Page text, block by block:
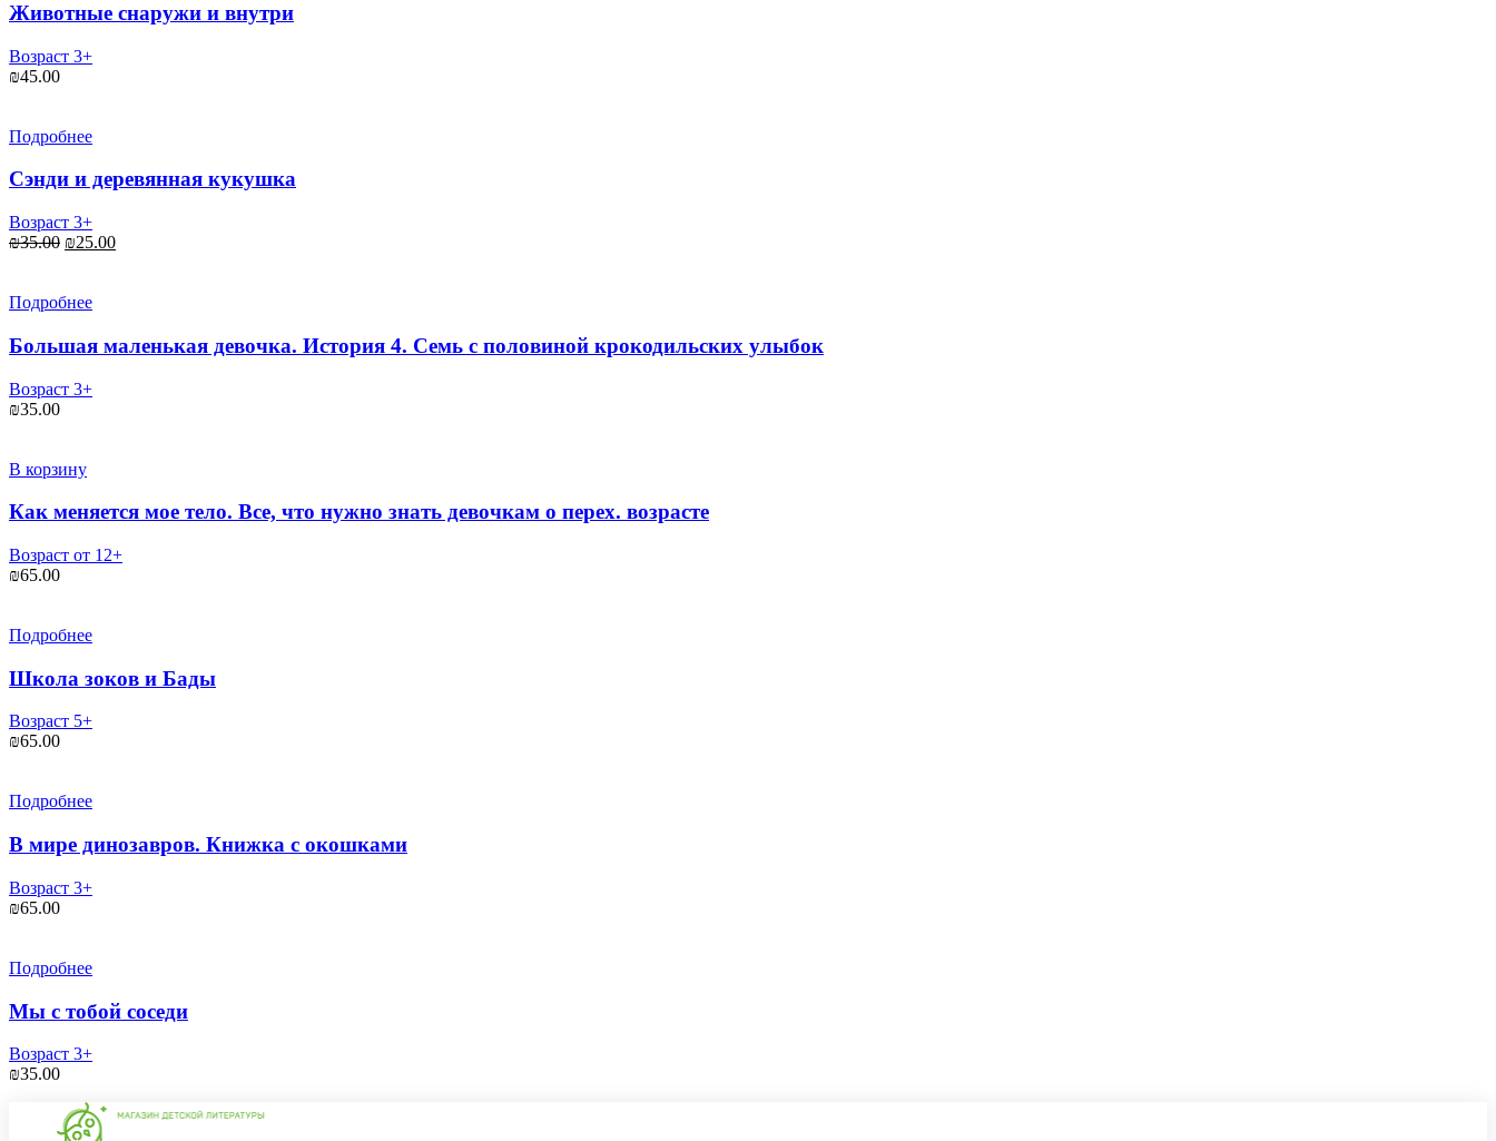
Животные снаружи и внутри
Возраст 3+
₪45.00
Подробнее
Сэнди и деревянная кукушка
Возраст 3+
₪35.00 ₪25.00
Подробнее
Большая маленькая девочка. История 4. Семь с половиной крокодильских улыбок
Возраст 3+
₪35.00
В корзину
Как меняется мое тело. Все, что нужно знать девочкам о перех. возрасте
Возраст от 12+
₪65.00
Подробнее
Школа зоков и Бады
Возраст 5+
₪65.00
Подробнее
В мире динозавров. Книжка с окошками
Возраст 3+
₪65.00
Подробнее
Мы с тобой соседи
Возраст 3+
₪35.00